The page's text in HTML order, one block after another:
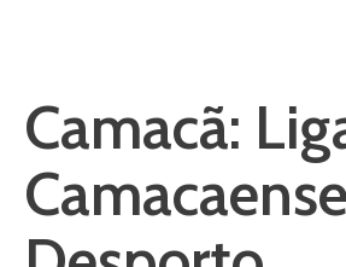
Camacã: